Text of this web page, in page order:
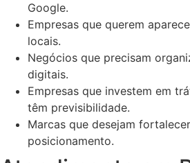
Google.
Empresas que querem
locais.
Negócios que precisam
digitais.
Empresas que investem em
têm previsibilidade.
Marcas que desejam
posicionamento.